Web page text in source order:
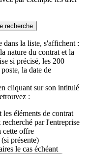
recherche
dans la liste, s'affichent :
nature du contrat et la
si précisé, les 200
la date de
cliquant sur son intitulé
:
les éléments de contrat
par l'entreprise
cette offre
présente)
le cas échéant